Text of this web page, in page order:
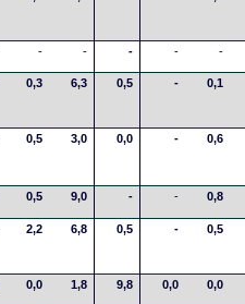
- - - - -
0,3 6,3 0,5 - 0,1
0,5 3,0 0,0 - 0,6
0,5 9,0 - - 0,8
2,2 6,8 0,5 - 0,5
0,0 1,8 9,8 0,0 0,0